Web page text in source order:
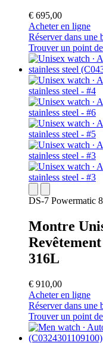
€ 695,00
Acheter en ligne
Réserver dans une
Trouver un point
DS-7 Powermatic
Montre
316L
€ 910,00
Acheter en ligne
Réserver dans une
Trouver un point